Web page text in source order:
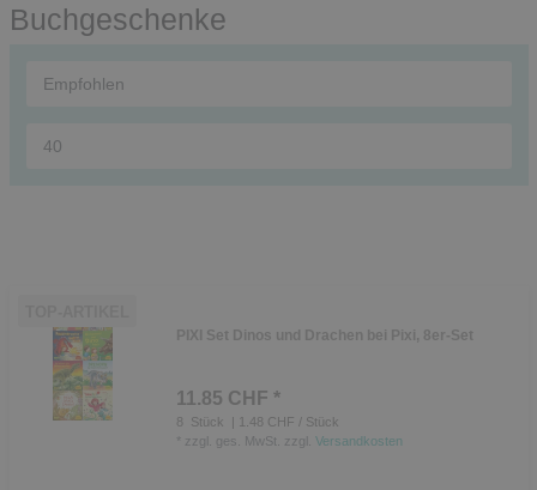
Buchgeschenke
PIXI Set Dinos und Drachen bei Pixi, 8er-Set
11.85 CHF *
8 Stück
| 1.48 CHF / Stück
zzgl. ges. MwSt. zzgl. Versandkosten